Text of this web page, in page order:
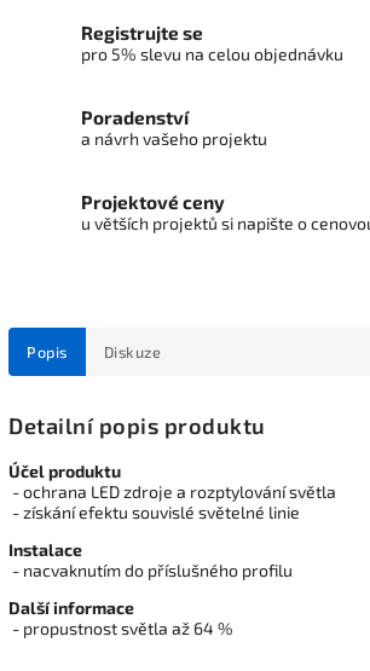
Registrujte se
pro 5% slevu na celou objednávku
Poradenství
a návrh vašeho projektu
Projektové ceny
u větších projektů si napište o
Popis Diskuze
Detailní popis produktu
Účel produktu
- ochrana LED zdroje a rozptylování světla
- získání efektu souvislé světelné linie
Instalace
- nacvaknutím do příslušného profilu
Další informace
- propustnost světla až 64 %